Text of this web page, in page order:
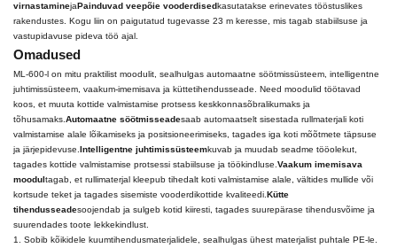
virnastaminejaPainduvad veepõie vooderdisedkasutatakse erinevates tööstuslikes
rakendustes. Kogu liin on paigutatud tugevasse 23 m keresse, mis tagab stabiilsuse ja
vastupidavuse pideva töö ajal.
Omadused
ML-600-l on mitu praktilist moodulit, sealhulgas automaatne söötmissüsteem, intelligentne
juhtimissüsteem, vaakum-imemisava ja küttetihendusseade. Need moodulid töötavad
koos, et muuta kottide valmistamise protsess keskkonnasõbralikumaks ja
tõhusamaks. Automaatne söötmisseadesaab automaatselt sisestada rullmaterjali koti
valmistamise alale lõikamiseks ja positsioneerimiseks, tagades iga koti mõõtmete täpsuse
ja järjepidevuse. Intelligentne juhtimissüsteemkuvab ja muudab seadme tööolekut,
tagades kottide valmistamise protsessi stabiilsuse ja töökindluse. Vaakum imemisava
moodultagab, et rullimaterjal kleepub tihedalt koti valmistamise alale, vältides mullide või
kortsude teket ja tagades sisemiste vooderdikottide kvaliteedi. Kütte
tihendusseadesoojendab ja sulgeb kotid kiiresti, tagades suurepärase tihendusvõime ja
suurendades toote lekkekindlust.
1. Sobib kõikidele kuumtihendusmaterjalidele, sealhulgas ühest materjalist puhtale PE-le.